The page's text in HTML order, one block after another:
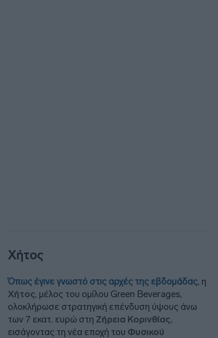
Χήτος
Όπως έγινε γνωστό στις αρχές της εβδομάδας, η
Χήτος, μέλος του ομίλου Green Beverages,
ολοκλήρωσε στρατηγική επένδυση ύψους άνω
των 7 εκατ. ευρώ στη Ζήρεια Κορινθίας,
εισάγοντας τη νέα εποχή του Φυσικού